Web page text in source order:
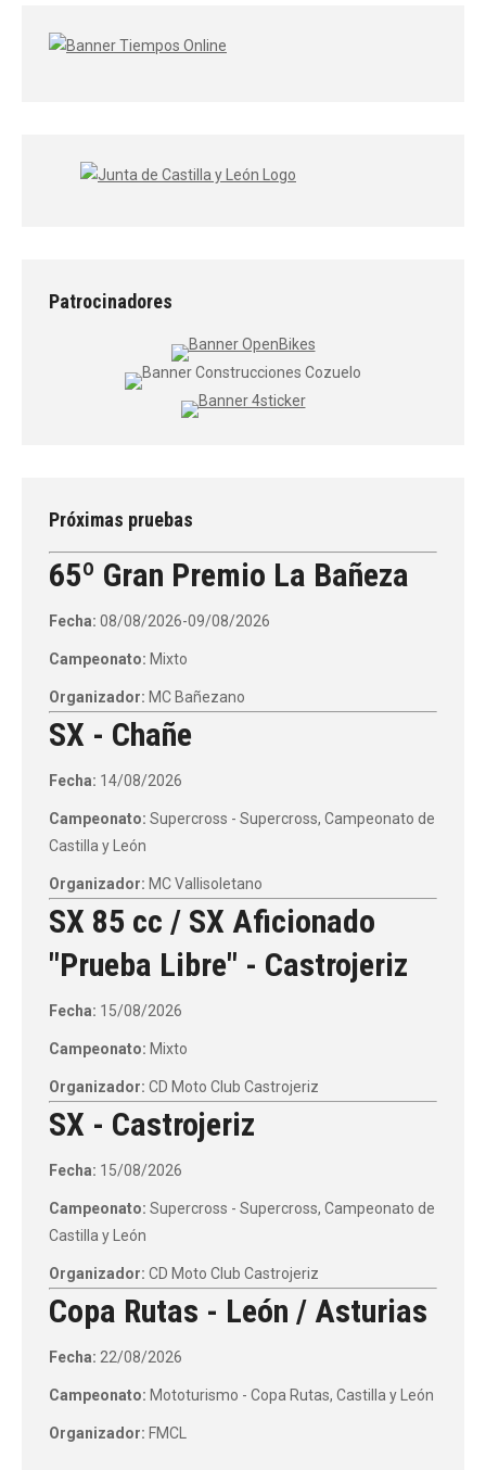
Patrocinadores
Próximas pruebas
65º Gran Premio La Bañeza
Fecha: 08/08/2026-09/08/2026
Campeonato: Mixto
Organizador: MC Bañezano
SX - Chañe
Fecha: 14/08/2026
Campeonato: Supercross - Supercross, Campeonato de
Castilla y León
Organizador: MC Vallisoletano
SX 85 cc / SX Aficionado
"Prueba Libre" - Castrojeriz
Fecha: 15/08/2026
Campeonato: Mixto
Organizador: CD Moto Club Castrojeriz
SX - Castrojeriz
Fecha: 15/08/2026
Campeonato: Supercross - Supercross, Campeonato de
Castilla y León
Organizador: CD Moto Club Castrojeriz
Copa Rutas - León / Asturias
Fecha: 22/08/2026
Campeonato: Mototurismo - Copa Rutas, Castilla y León
Organizador: FMCL